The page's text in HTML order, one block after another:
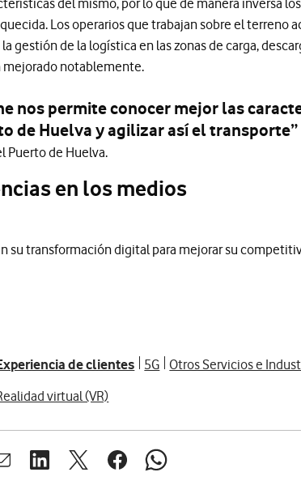
del mismo, por lo que de manera inversa
Los operarios que trabajan sobre el terreno
gestión de la logística en las zonas de carga,
mejorado notablemente.
nos permite conocer mejor las
de Huelva y agilizar así el transporte”
Puerto de Huelva.
en los medios
su transformación digital para mejorar su
de clientes 5G Otros Servicios e
virtual (VR)
Abrir ventana para compartir en mail
Abrir ventana para compartir en linkedin
Abrir ventana para compartir en twitter
Abrir ventana para compartir en
Abrir ventana para